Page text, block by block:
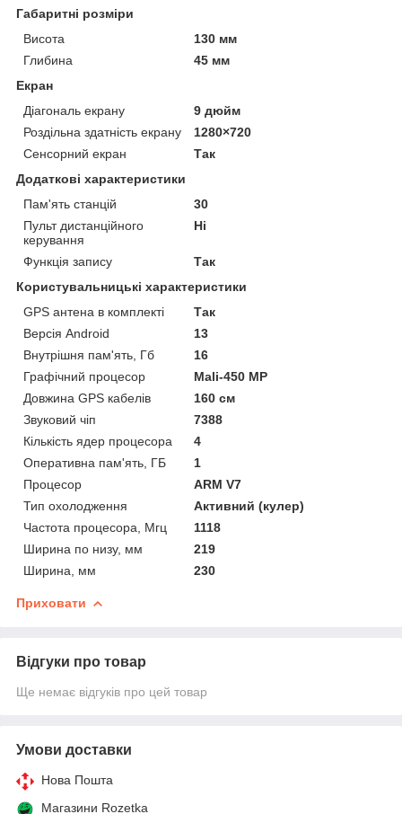
Габаритні розміри
Висота
130 мм
Глибина
45 мм
Екран
Діагональ екрану
9 дюйм
Роздільна здатність екрану
1280×720
Сенсорний екран
Так
Додаткові характеристики
Пам'ять станцій
30
Пульт дистанційного
керування
Ні
Функція запису
Так
Користувальницькі характеристики
GPS антена в комплекті
Так
Версія Android
13
Внутрішня пам'ять, Гб
16
Графічний процесор
Mali-450 MP
Довжина GPS кабелів
160 см
Звуковий чіп
7388
Кількість ядер процесора
4
Оперативна пам'ять, ГБ
1
Процесор
ARM V7
Тип охолодження
Активний (кулер)
Частота процесора, Мгц
1118
Ширина по низу, мм
219
Ширина, мм
230
Приховати
Відгуки про товар
Ще немає відгуків про цей товар
Умови доставки
Нова Пошта
Магазини Rozetka